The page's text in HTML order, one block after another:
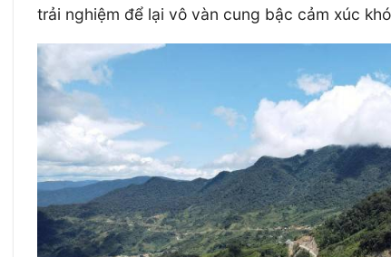
trải nghiệm để lại vô vàn cung bậc cảm xúc